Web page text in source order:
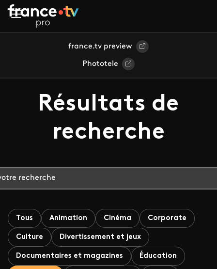
Aller au contenu principal
france.tv preview
Phototele
Résultats de
recherche
Tous Animation Cinéma Corporate
Culture Divertissement et jeux
Documentaires et magazines Éducation